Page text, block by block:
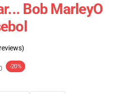
Bob MarleyO
-20%